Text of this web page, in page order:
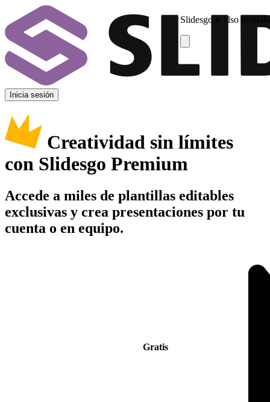
Slidesgo is also
Inicia sesión
Creatividad sin límites
con Slidesgo Premium
Accede a miles de plantillas editables
exclusivas y crea presentaciones por tu
cuenta o en equipo.
Gratis